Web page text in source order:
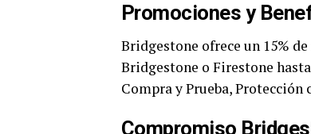
Promociones y
Bridgestone ofrece un 15%
Bridgestone o Firestone
Compra y Prueba, Protección
Compromiso